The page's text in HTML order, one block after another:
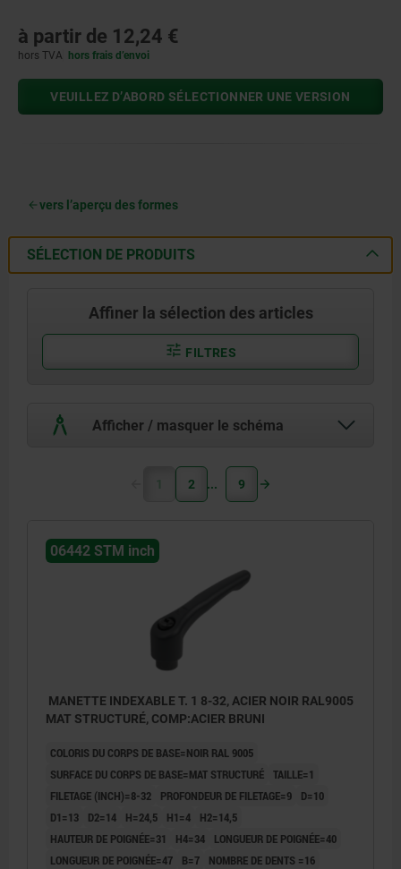
à partir de 12,24 €
hors TVA hors frais d’envoi
VEUILLEZ D’ABORD SÉLECTIONNER UNE VERSION
vers l’aperçu des formes
SÉLECTION DE PRODUITS
Affiner la sélection des articles
FILTRES
Afficher / masquer le schéma
1 2 9
06442 STM inch
MANETTE INDEXABLE T. 1 8-32, ACIER NOIR RAL9005
MAT STRUCTURÉ, COMP:ACIER BRUNI
COLORIS DU CORPS DE BASE=NOIR RAL 9005
SURFACE DU CORPS DE BASE=MAT STRUCTURÉ TAILLE=1
FILETAGE (INCH)=8-32
PROFONDEUR DE FILETAGE=9
D=10
D1=13
D2=14 H=24,5 H1=4
H2=14,5
HAUTEUR DE POIGNÉE=31
H4=34
LONGUEUR DE POIGNÉE=40
LONGUEUR DE POIGNÉE=47
B=7 NOMBRE DE DENTS =16